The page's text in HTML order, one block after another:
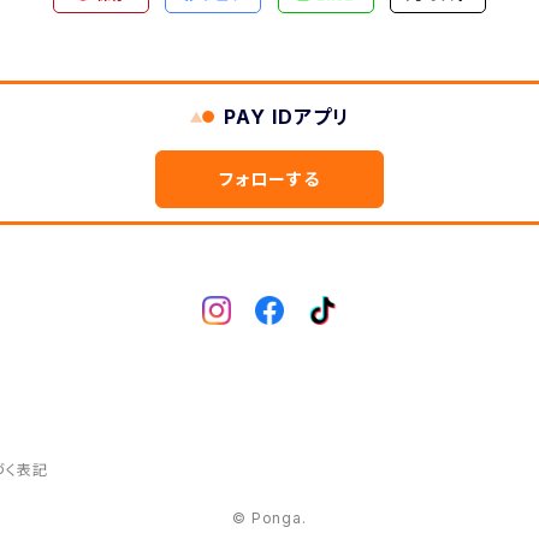
PAY IDアプリ
フォローする
表記
© Ponga.